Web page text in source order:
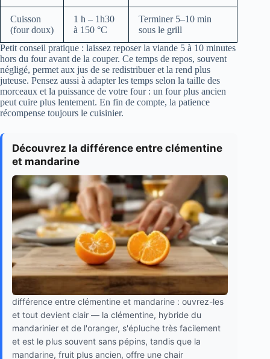
Cuisson
(four doux)
1 h – 1h30
à 150 °C
Terminer 5–10 min
sous le grill
Petit conseil pratique : laissez reposer la viande 5 à 10 minutes
hors du four avant de la couper. Ce temps de repos, souvent
négligé, permet aux jus de se redistribuer et la rend plus
juteuse. Pensez aussi à adapter les temps selon la taille des
morceaux et la puissance de votre four : un four plus ancien
peut cuire plus lentement. En fin de compte, la patience
récompense toujours le cuisinier.
Découvrez la différence entre clémentine
et mandarine
différence entre clémentine et mandarine : ouvrez-les
et tout devient clair — la clémentine, hybride du
mandarinier et de l'oranger, s'épluche très facilement
et est le plus souvent sans pépins, tandis que la
mandarine, fruit plus ancien, offre une chair